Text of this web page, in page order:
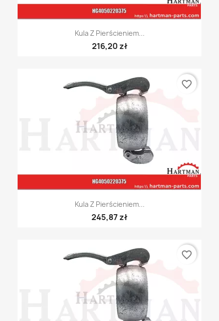
Kula Z Pierścieniem...
216,20 zł
Kula Z Pierścieniem...
245,87 zł
favorite_border
favorite_border